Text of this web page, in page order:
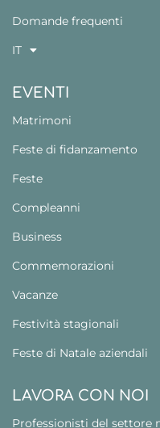
Domande frequenti
IT
EVENTI
Matrimoni
Feste di fidanzamento
Feste
Compleanni
Business
Commemorazioni
Vacanze
Festività stagionali
Feste di Natale aziendali
LAVORA CON NOI
Professionisti del settore